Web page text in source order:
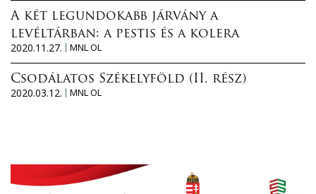
A két legundokabb járvány a
levéltárban: a pestis és a kolera
2020.11.27.
MNL OL
Csodálatos Székelyföld (II. rész)
2020.03.12.
MNL OL